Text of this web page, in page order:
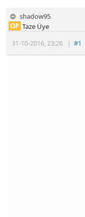
shadow95
31-10-2016,23:26 |#1
OP Taze Üye